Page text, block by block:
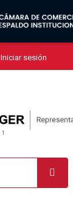
Iniciar sesión